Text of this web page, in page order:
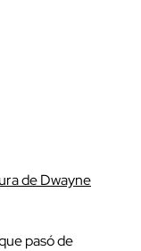
de Dwayne
pasó de